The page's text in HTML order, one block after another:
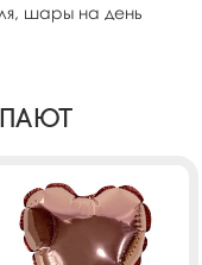
шары на день